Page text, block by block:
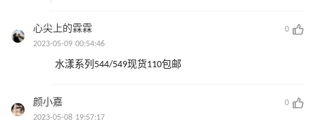
心尖上的霖霖
0
2023-05-09 00:54:46
水漾系列544/549现货110包邮
颜小嘉
0
2023-05-08 19:57:17